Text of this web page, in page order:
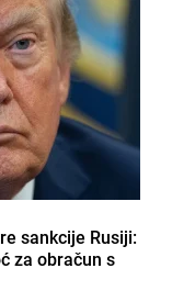
sankcije Rusiji:
za obračun s